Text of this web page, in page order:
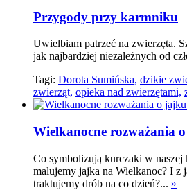
Przygody przy karmniku
Uwielbiam patrzeć na zwierzęta.
jak najbardziej niezależnych od
Tagi: Dorota Sumińska, dzikie
zwierząt, opieka nad zwierzętami,
Wielkanocne rozważania
Co symbolizują kurczaki w naszej
malujemy jajka na Wielkanoc? I z
traktujemy drób na co dzień?... »